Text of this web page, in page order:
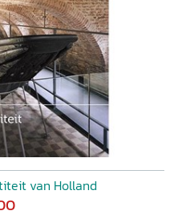
van Holland